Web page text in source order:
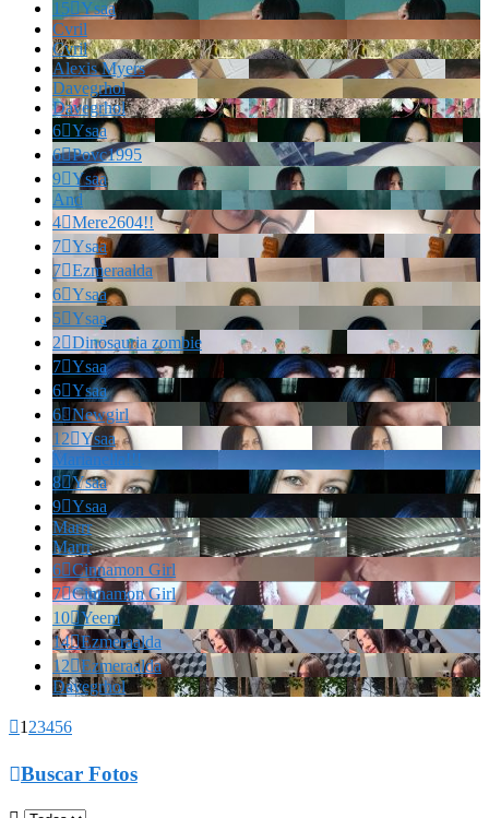
15Ysaa
Cvril
Cvril
Alexis Myers
Davegrhol
Davegrhol
6Ysaa
6Povc1995
9Ysaa
And
4Mere2604!!
7Ysaa
7Ezmeraalda
6Ysaa
5Ysaa
2Dinosauria zombie
7Ysaa
6Ysaa
6Newgirl
12Ysaa
Marianella!!!
8Ysaa
9Ysaa
Marrr
Marrr
6Cinnamon Girl
7Cinnamon Girl
10Yeem
14Ezmeraalda
12Ezmeraalda
Davegrhol
1 23456
Buscar Fotos